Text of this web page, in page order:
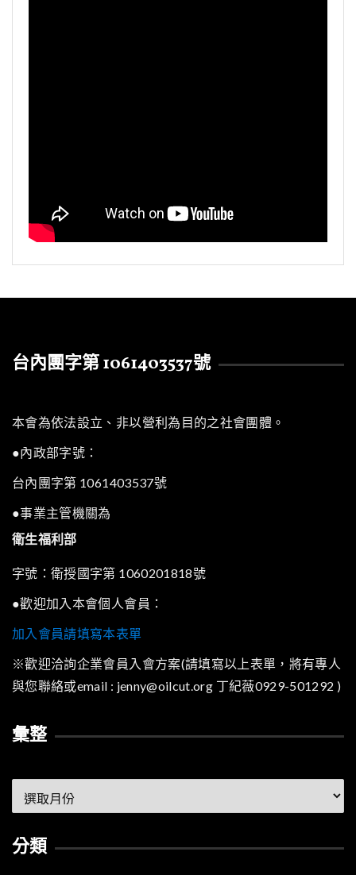
台內團字第 1061403537號
本會為依法設立、非以營利為目的之社會團體。
●內政部字號：
台內團字第 1061403537號
●事業主管機關為
衛生福利部
字號：衛授國字第 1060201818號
●歡迎加入本會個人會員：
加入會員請填寫本表單
※歡迎洽詢企業會員入會方案(請填寫以上表單，將有專人
與您聯絡或email : jenny@oilcut.org 丁紀薇0929-501292 )
彙整
整
分類